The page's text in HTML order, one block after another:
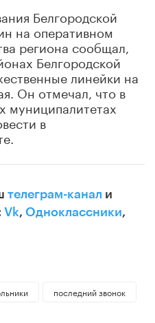
Белгородской
на оперативном
региона сообщал,
Белгородской
линейки на
Он отмечал, что в
муниципалитетах
в
телеграм-канал и
Vk, Одноклассники,
последний звонок